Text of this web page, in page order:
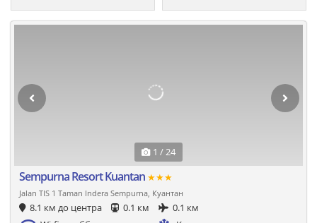
1 / 24
Sempurna Resort Kuantan ★★★
Jalan TIS 1 Taman Indera Sempurna, Куантан
8.1 км до центра 0.1 км
0.1 км